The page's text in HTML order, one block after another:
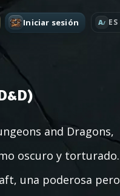
Iniciar sesión A ES
and Dragons,
oscuro y torturado.
una poderosa pero